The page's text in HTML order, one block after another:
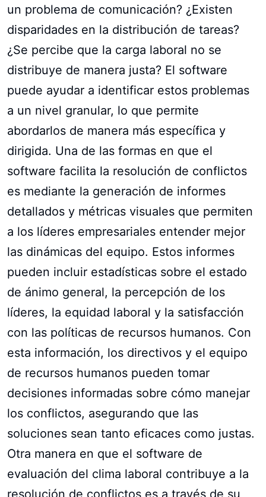
un problema de comunicación? ¿Existen
disparidades en la distribución de tareas?
¿Se percibe que la carga laboral no se
distribuye de manera justa? El software
puede ayudar a identificar estos problemas
a un nivel granular, lo que permite
abordarlos de manera más específica y
dirigida. Una de las formas en que el
software facilita la resolución de conflictos
es mediante la generación de informes
detallados y métricas visuales que permiten
a los líderes empresariales entender mejor
las dinámicas del equipo. Estos informes
pueden incluir estadísticas sobre el estado
de ánimo general, la percepción de los
líderes, la equidad laboral y la satisfacción
con las políticas de recursos humanos. Con
esta información, los directivos y el equipo
de recursos humanos pueden tomar
decisiones informadas sobre cómo manejar
los conflictos, asegurando que las
soluciones sean tanto eficaces como justas.
Otra manera en que el software de
evaluación del clima laboral contribuye a la
resolución de conflictos es a través de su